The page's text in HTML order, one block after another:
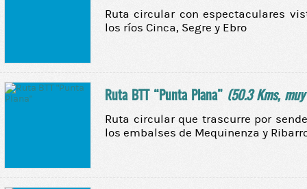
Ruta circular con espectaculares
los ríos Cinca, Segre y Ebro
Ruta BTT “Punta Plana” (50.3 Kms,
Ruta circular que trascurre por
los embalses de Mequinenza y